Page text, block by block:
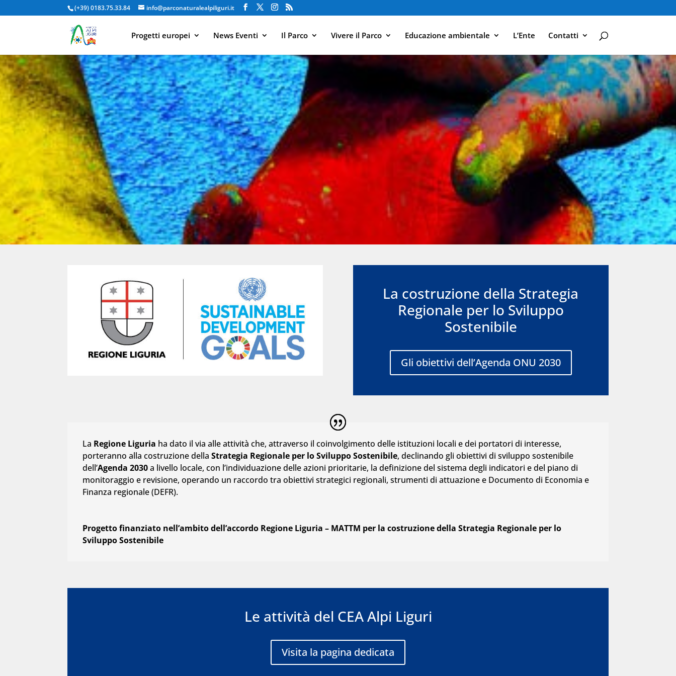
(+39) 0183.75.33.84 info@parconaturalealpiliguri.it
Progetti europei News Eventi Il Parco Vivere il Parco Educazione ambientale L’Ente Contatti
La costruzione della Strategia
Regionale per lo Sviluppo
Sostenibile
Gli obiettivi dell’Agenda ONU 2030
La Regione Liguria ha dato il via alle attività che, attraverso il coinvolgimento delle istituzioni locali e dei portatori di interesse,
porteranno alla costruzione dellaStrategia Regionale per lo Sviluppo Sostenibile, declinando gli obiettivi di sviluppo sostenibile
dell’Agenda 2030a livello locale, con l’individuazione delle azioni prioritarie, la definizione del sistema degli indicatori e del piano di
monitoraggio e revisione, operando un raccordo tra obiettivi strategici regionali, strumenti di attuazione e Documento di Economia e
Finanza regionale (DEFR).
Progetto finanziato nell’ambito dell’accordo Regione Liguria – MATTM per la costruzione della Strategia Regionale per lo
Sviluppo Sostenibile
Le attività del CEA Alpi Liguri
Visita la pagina dedicata